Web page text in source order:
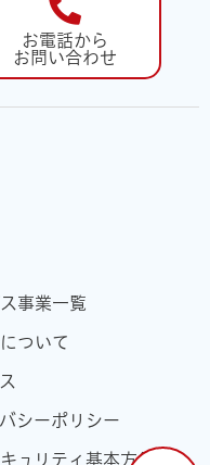
お電話から
お問い合わせ
事業一覧
ついて
シーポリシー
ュリティ基本方針